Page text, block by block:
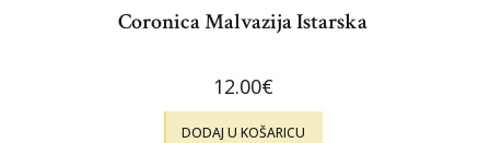
Coronica Malvazija Istarska
12.00€
DODAJ U KOŠARICU